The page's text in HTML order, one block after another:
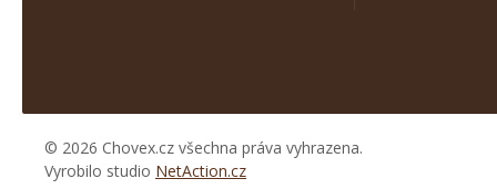
© 2026 Chovex.cz všechna práva vyhrazena.
Vyrobilo studio NetAction.cz